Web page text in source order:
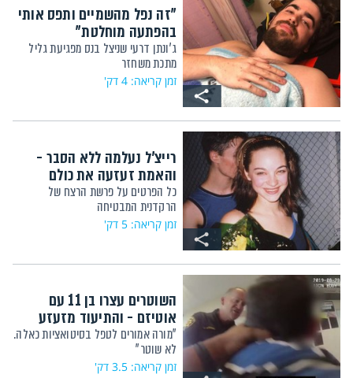
"זה נפל מהשמיים ותפס אותי
בהפתעה מוחלטת"
ג'ונתן דרעי שניצל בנס מפגיעת גליל
מתכת משחזר
זמן קריאה: 4 דק'
רייצ'ל נעלמה ללא הסבר -
והאמת זעזעה את כולם
כל הפרטים על פרשת הרצח של
הרקדנית המבטיחה
זמן קריאה: 5 דק'
השוטרים עצרו בן 11 עם
אוטיזם - והתיעוד מזעזע
"מורה אמורים לטפל בסיטואציות כאלה.
לא שוטר"
זמן קריאה: 3.5 דק'